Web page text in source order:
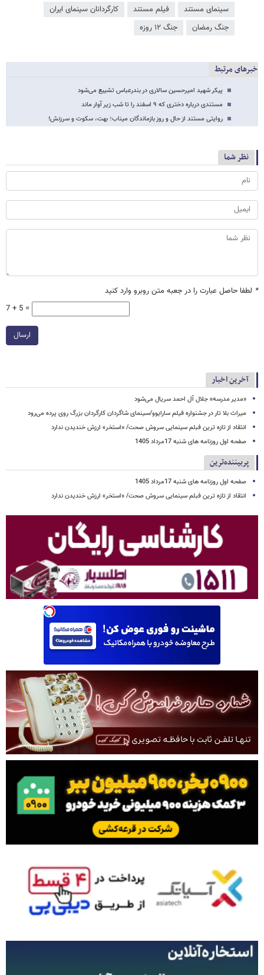
سینمای مستند فیلم مستند
کارگردانان سینمای ایران
جنگ رمضان
جنگ ۱۲ روزه
خبرهای مرتبط
پیکر شهید امیرحسین سالاری در بندرعباس تشییع می‌شود
مستندی درباره دختری که ۹ اسفند را تا شب زیر آوار ماند
روایتی مستند از حال و روز بازماندگان میناب؛ بهت، سکوت و سرزنش!
نظر شما
* لطفا حاصل عبارت را در جعبه متن روبرو وارد کنید
7 + 5 =
ارسال
آخرین اخبار
«مدیر مدرسه» جلال آل احمد سریال می‌شود
میراث بلا تار در جشنواره فیلم سارایوو/سینمای شاگردان کارگردان بزرگ روی پرده می‌رود
انتقاد از تازه ترین فبلم سینمایی سروش صحت/ «استخر» ارزش خندیدن ندارد
صفحه اول روزنامه های شنبه 17مرداد 1405
پربیننده‌ترین
صفحه اول روزنامه های شنبه 17مرداد 1405
انتقاد از تازه ترین فبلم سینمایی سروش صحت/ «استخر» ارزش خندیدن ندارد